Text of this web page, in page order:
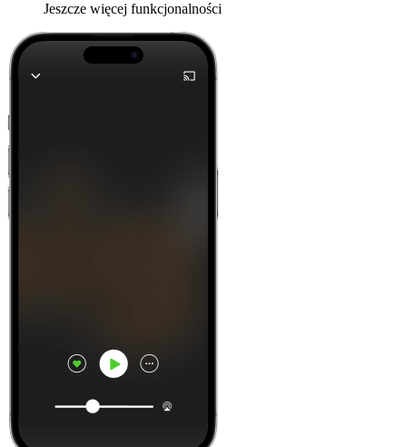
Jeszcze więcej funkcjonalności